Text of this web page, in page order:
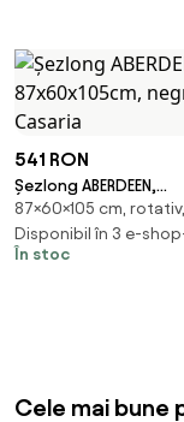
541 RON
Șezlong ABERDEEN,
87x60x105cm, negru
87×60×105 cm,
Disponibil în 3 e-
În stoc
Cele mai bune